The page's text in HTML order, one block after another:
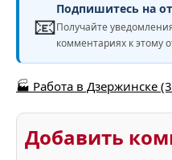
📧
Подпишитесь на
Получайте
комментариях к этому
🏭 Работа в Дзержинске
Добавить